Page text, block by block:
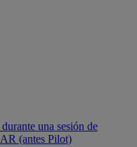
una sesión de
(antes Pilot)